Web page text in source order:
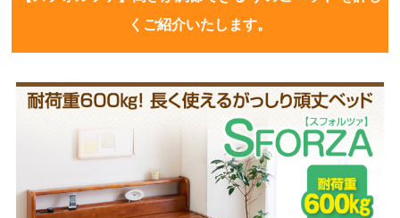
くご紹介いたします。